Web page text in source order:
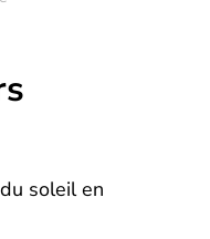
soleil en